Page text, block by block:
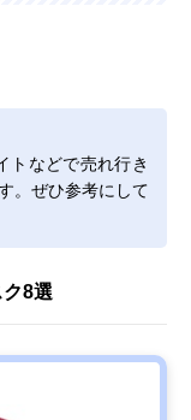
トなどで売れ行き
。ぜひ参考にして
8選